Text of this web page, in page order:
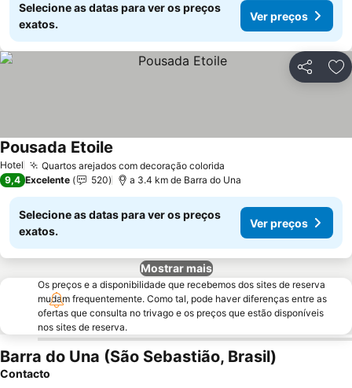
Selecione as datas para ver os preços
exatos.
Ver preços
Partilhar
Hotel Quartos arejados com decoração colorida
Pousada Etoile
9,4 Excelente 520 a 3.4 km de Barra do Una
Selecione as datas para ver os preços
exatos.
Ver preços
Mostrar mais
Os preços e a disponibilidade que recebemos dos sites de reserva
mudam frequentemente. Como tal, pode haver diferenças entre as
ofertas que consulta no trivago e os preços que estão disponíveis
nos sites de reserva.
Barra do Una (São Sebastião, Brasil)
Contacto